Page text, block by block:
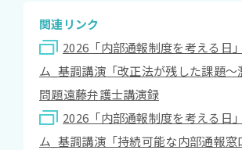
関連リンク
2026「内部通報制度を考える日
ム_基調講演「改正法が残した課題～
問題遠藤弁護士講演録
2026「内部通報制度を考える日
ム_基調講演「持続可能な内部通報窓